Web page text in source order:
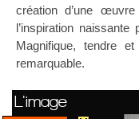
création d’une
l’inspiration
Magnifique, tendre
remarquable.
L'image